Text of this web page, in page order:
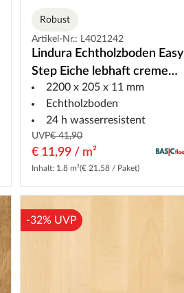
Robust
Artikel-Nr.: L4021242
Lindura Echtholzboden Easy
Step Eiche lebhaft creme
8935 Landhausdiele
Gebürstet
2200 x 205 x 11 mm
Echtholzboden
24 h wasserresistent
UVP€ 41,90
€ 11,99 / m²
Inhalt: 1.8 m²(€ 21,58 / Paket)
-32% UVP